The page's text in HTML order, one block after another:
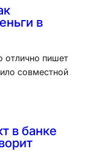
в
отлично пишет
совместной
в банке